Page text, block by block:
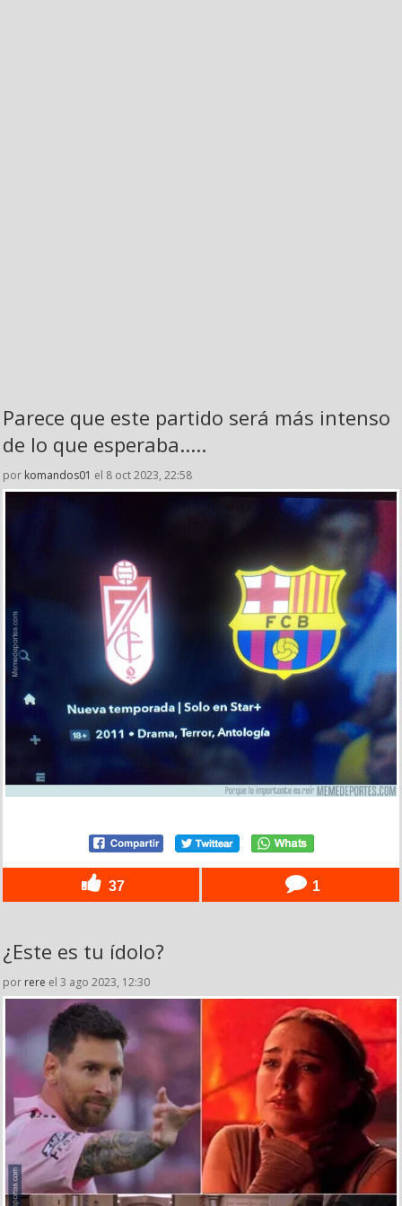
Parece que este partido será más intenso
de lo que esperaba.....
por komandos01 el 8 oct 2023, 22:58
37 1
¿Este es tu ídolo?
por rere el 3 ago 2023, 12:30